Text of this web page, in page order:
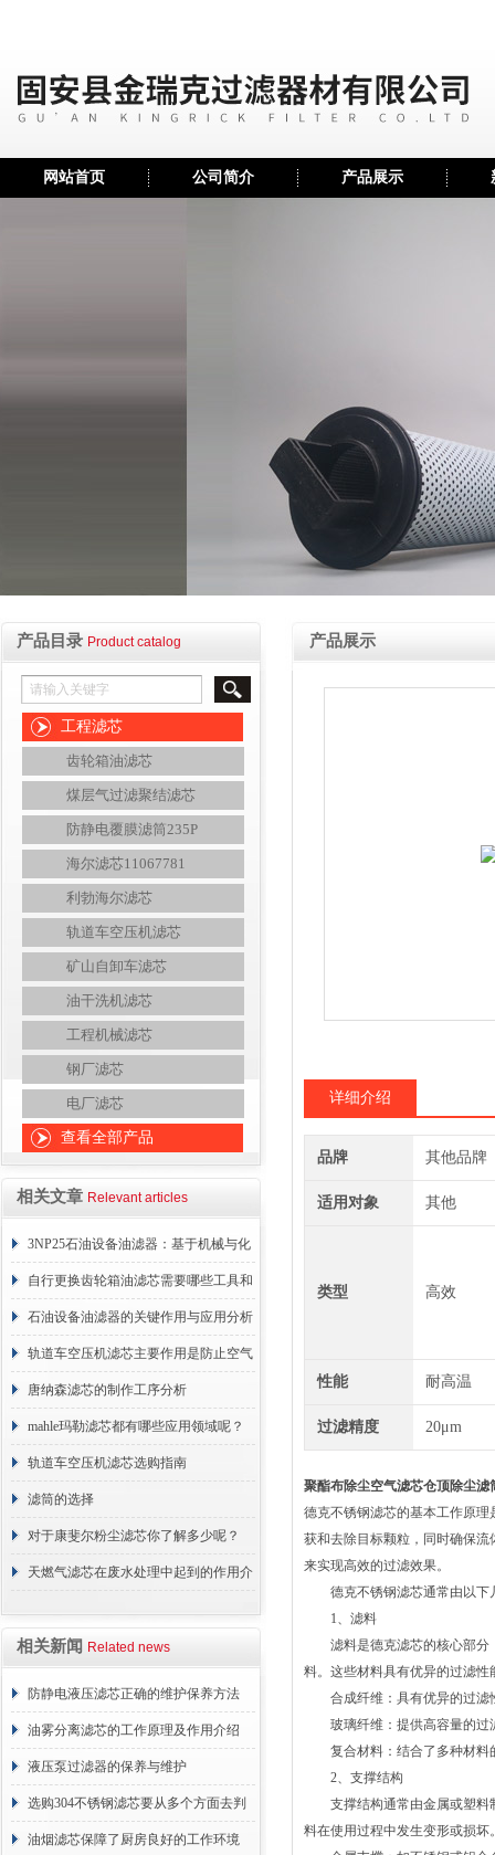
网站首页 公司简介 产品展示
产品目录 Product catalog
工程滤芯
齿轮箱油滤芯
煤层气过滤聚结滤芯
防静电覆膜滤筒235P
海尔滤芯11067781
利勃海尔滤芯
轨道车空压机滤芯
矿山自卸车滤芯
油干洗机滤芯
工程机械滤芯
钢厂滤芯
电厂滤芯
查看全部产品
相关文章 Relevant articles
3NP25石油设备油滤器：基于机械与化
学协同的油液净化核心
自行更换齿轮箱油滤芯需要哪些工具和
材料？
石油设备油滤器的关键作用与应用分析
轨道车空压机滤芯主要作用是防止空气
中的杂质和油脂浓度升高
唐纳森滤芯的制作工序分析
mahle玛勒滤芯都有哪些应用领域呢？
轨道车空压机滤芯选购指南
滤筒的选择
对于康斐尔粉尘滤芯你了解多少呢？
天燃气滤芯在废水处理中起到的作用介
相关新闻 Related news
防静电液压滤芯正确的维护保养方法
油雾分离滤芯的工作原理及作用介绍
液压泵过滤器的保养与维护
选购304不锈钢滤芯要从多个方面去判
断
油烟滤芯保障了厨房良好的工作环境
产品展示
详细介绍
品牌 其他品牌
适用对象 其他
类型 高效
性能 耐高温
过滤精度 20μm
聚酯布除尘空气滤芯仓顶除尘滤
德克不锈钢滤芯的基本工作原
获和去除目标颗粒，同时确保
来实现高效的过滤效果。
德克不锈钢滤芯通常由以下
1、滤料
滤料是德克滤芯的核心部分，
料。这些材料具有优异的过滤
合成纤维：具有优异的过滤
玻璃纤维：提供高容量的过
复合材料：结合了多种材料
2、支撑结构
支撑结构通常由金属或塑料制
料在使用过程中发生变形或损坏